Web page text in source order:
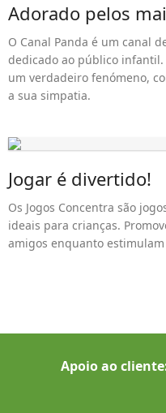
Adorado pelos
O Canal Panda é um canal
dedicado ao público
um verdadeiro fenómeno,
a sua simpatia.
Jogar é divertido!
Os Jogos Concentra são
ideais para crianças.
amigos enquanto
Apoio ao